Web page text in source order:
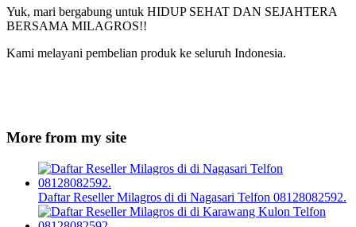
Yuk, mari bergabung untuk HIDUP SEHAT DAN SEJAHTERA
BERSAMA MILAGROS!!
Kami melayani pembelian produk ke seluruh Indonesia.
More from my site
Daftar Reseller Milagros di di Nagasari Telfon 08128082592.